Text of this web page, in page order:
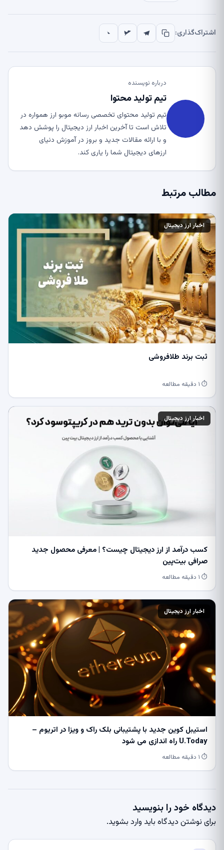
اشتراک‌گذاری:
درباره نویسنده
تیم تولید محتوا
تیم تولید محتوای تخصصی رسانه موبو ارز همواره در
تلاش است تا آخرین اخبار ارز دیجیتال را پوشش دهد
و با ارائه مقالات جدید و بروز در آموزش دنیای
ارزهای دیجیتال شما را یاری کند.
مطالب مرتبط
اخبار ارز دیجیتال
ثبت برند طلافروشی
⏱ ۱ دقیقه مطالعه
اخبار ارز دیجیتال
کسب درآمد از ارز دیجیتال چیست؟ | معرفی محصول جدید
صرافی بیت‌پین
⏱ ۱ دقیقه مطالعه
اخبار ارز دیجیتال
استیبل کوین جدید با پشتیبانی بلک راک و ویزا در اتریوم –
U.Today راه اندازی می شود
⏱ ۱ دقیقه مطالعه
دیدگاه خود را بنویسید
برای نوشتن دیدگاه باید وارد بشوید.